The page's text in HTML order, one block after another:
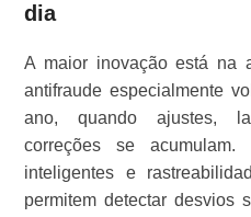
dia
A maior inovação está na
antifraude especialmente
ano, quando ajustes,
correções se acumulam.
inteligentes e
permitem detectar desvios